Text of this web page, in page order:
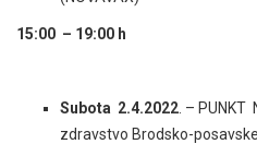
15:00 – 19:00 h
Subota 2.4.2022 . –
zdravstvo Brodsko-